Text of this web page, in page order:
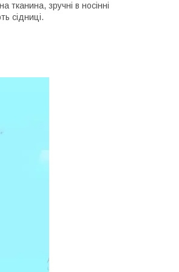
тканина, зручні в носінні
сідниці.